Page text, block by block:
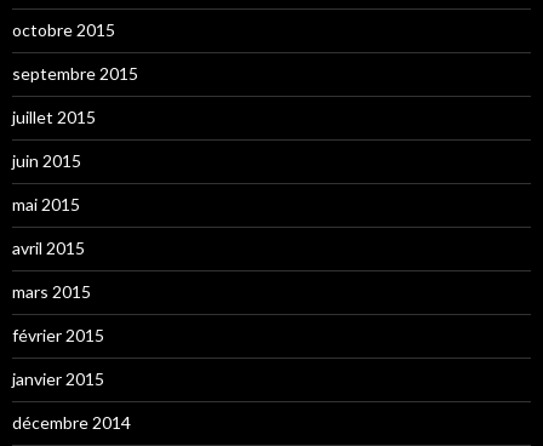
octobre 2015
septembre 2015
juillet 2015
juin 2015
mai 2015
avril 2015
mars 2015
février 2015
janvier 2015
décembre 2014